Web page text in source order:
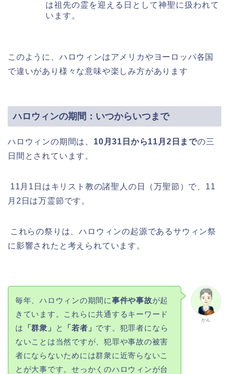
は祖先の霊を迎える日として神聖に扱われて
います。
このように、ハロウィンはアメリカやヨーロッパ各国
で違いがあり様々な意味や楽しみ方があります
ハロウィンの期間：いつからいつまで
ハロウィンの期間は、 10月31日から11月2日までの三
日間とされています。
11月1日はキリスト教の諸聖人の日（万聖節）で、11
月2日は万霊節です。
これらの祭りは、ハロウィンの起源であるサウィン祭
に影響されたと考えられています。
かん
毎年、ハロウィンの期間に事件や事故が起
きています。これらに共通するキーワード
は 「群衆」 と 「若者」 です。犯罪者になら
ないことは当然ですが、犯罪や事故の被害
者にならないためには群衆に近寄らないこ
とが大事です。せっかくのハロウィンが台